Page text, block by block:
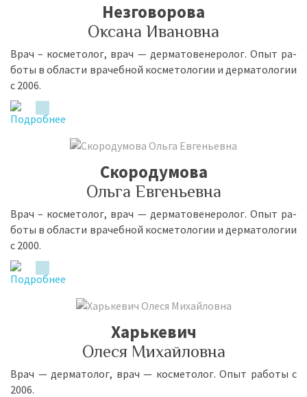
Незговорова
Оксана Ивановна
Врач – кос­ме­то­лог, врач — дер­ма­то­ве­не­ро­лог. Опыт ра­
бо­ты в об­ла­сти вра­чеб­ной кос­ме­то­ло­гии и дер­ма­то­ло­гии
с 2006.
Скородумова
Ольга Евгеньевна
Врач – кос­ме­то­лог, врач — дер­ма­то­ве­не­ро­лог. Опыт ра­
бо­ты в об­ла­сти вра­чеб­ной кос­ме­то­ло­гии и дер­ма­то­ло­гии
с 2000.
Харькевич
Олеся Михайловна
Врач — дер­ма­то­лог, врач — кос­ме­то­лог. Опыт ра­бо­ты с
2006.